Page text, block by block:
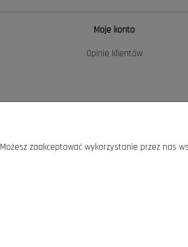
Moje konto
Opinie klientów
zaakceptować wykorzystanie przez nas